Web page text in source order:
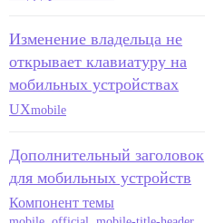
Изменение владельца не
открывает клавиатуру на
мобильных устройствах
UXmobile
Дополнительный заголовок
для мобильных устройств
Компонент темы